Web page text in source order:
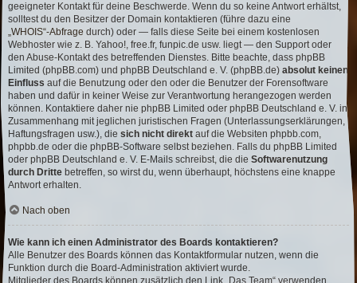
geeigneter Kontakt für deine Beschwerde. Wenn du so keine Antwort erhältst,
solltest du den Besitzer der Domain kontaktieren (führe dazu eine
„WHOIS“-Abfrage durch) oder — falls diese Seite bei einem kostenlosen
Webhoster wie z. B. Yahoo!, free.fr, funpic.de usw. liegt — den Support oder
den Abuse-Kontakt des betreffenden Dienstes. Bitte beachte, dass phpBB
Limited (phpBB.com) und phpBB Deutschland e. V. (phpBB.de) absolut keinen
Einfluss auf die Benutzung oder den oder die Benutzer der Forensoftware
haben und dafür in keiner Weise zur Verantwortung herangezogen werden
können. Kontaktiere daher nie phpBB Limited oder phpBB Deutschland e. V. in
Zusammenhang mit jeglichen juristischen Fragen (Unterlassungserklärungen,
Haftungsfragen usw.), die sich nicht direkt auf die Websiten phpbb.com,
phpbb.de oder die phpBB-Software selbst beziehen. Falls du phpBB Limited
oder phpBB Deutschland e. V. E-Mails schreibst, die die Softwarenutzung
durch Dritte betreffen, so wirst du, wenn überhaupt, höchstens eine knappe
Antwort erhalten.
Nach oben
Wie kann ich einen Administrator des Boards kontaktieren?
Alle Benutzer des Boards können das Kontaktformular nutzen, wenn die
Funktion durch die Board-Administration aktiviert wurde.
Mitglieder des Boards können zusätzlich den Link „Das Team“ verwenden.